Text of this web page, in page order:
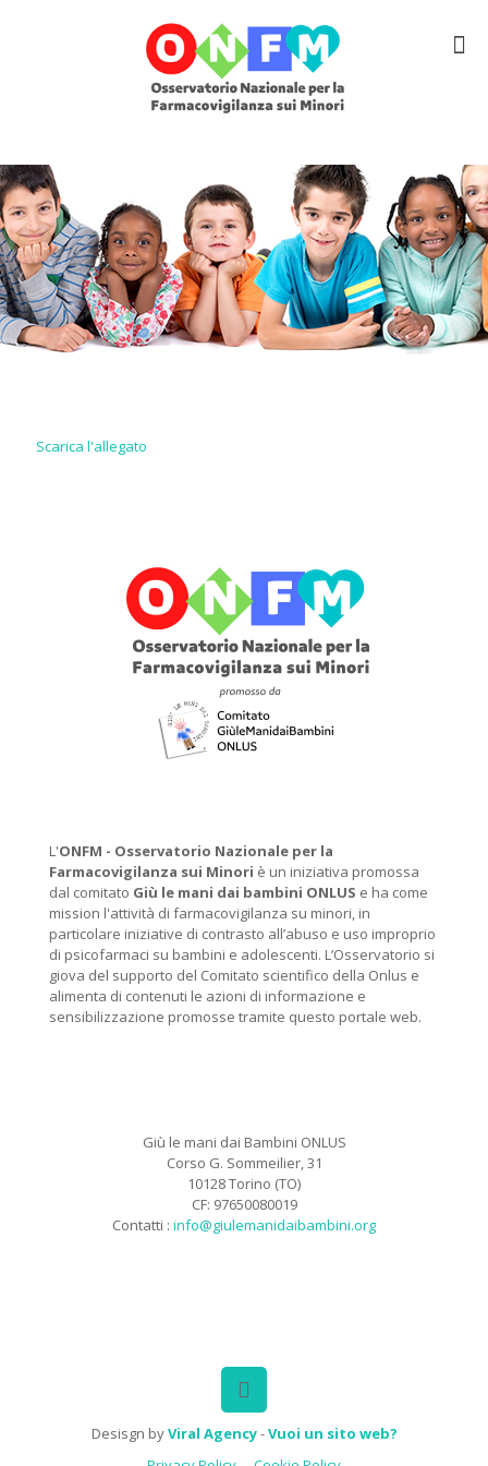
Scarica l'allegato
L'ONFM - Osservatorio Nazionale per la
Farmacovigilanza sui Minori è un iniziativa promossa
dal comitato Giù le mani dai bambini ONLUS e ha come
mission l'attività di farmacovigilanza su minori, in
particolare iniziative di contrasto all’abuso e uso improprio
di psicofarmaci su bambini e adolescenti. L’Osservatorio si
giova del supporto del Comitato scientifico della Onlus e
alimenta di contenuti le azioni di informazione e
sensibilizzazione promosse tramite questo portale web.
Giù le mani dai Bambini ONLUS
Corso G. Sommeilier, 31
10128 Torino (TO)
CF: 97650080019
Contatti : info@giulemanidaibambini.org
Desisgn byViral Agency-Vuoi un sito web?